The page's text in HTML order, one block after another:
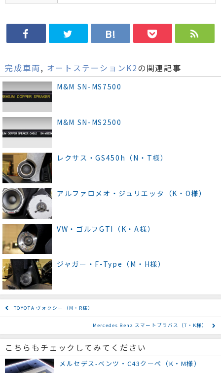
完成車両, オートステーションK2の関連記事
M&M SN-MS7500
M&M SN-MS2500
レクサス・GS450h（N・T様）
アルファロメオ・ジュリエッタ（K・O様）
VW・ゴルフGTI（K・A様）
ジャガー・F-Type（M・H様）
TOYOTA ヴォクシー（M・R様）
Mercedes Benz スマートブラバス（T・K様）
こちらもチェックしてみてください
メルセデス-ベンツ・C43クーペ（K・M様）